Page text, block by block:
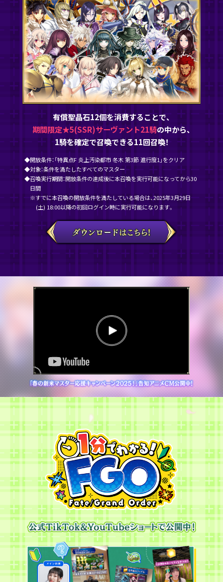
有償聖晶石12個を消費することで、
期間限定★5(SSR)サーヴァント21騎の中から、
1騎を確定で召喚できる11回召喚！
◆開放条件：「特異点F 炎上汚染都市 冬木 第3節 進行度1」をクリア
◆対象：条件を満たしたすべてのマスター
◆召喚実行期間：開放条件の達成後に本召喚を実行可能になってから30
日間
※すでに本召喚の開放条件を満たしている場合は、2025年3月29日
(土) 18:00以降の初回ログイン時に実行可能になります。